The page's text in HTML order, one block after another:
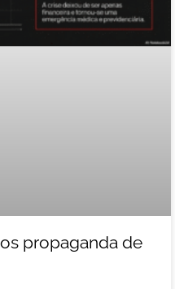
propaganda de